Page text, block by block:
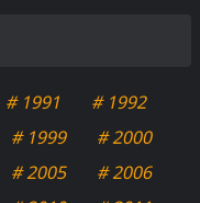
# 1991
# 1992
# 1999
# 2000
# 2005
# 2006